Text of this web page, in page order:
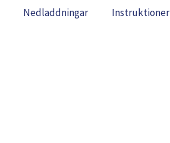
Nedladdningar Instruktioner